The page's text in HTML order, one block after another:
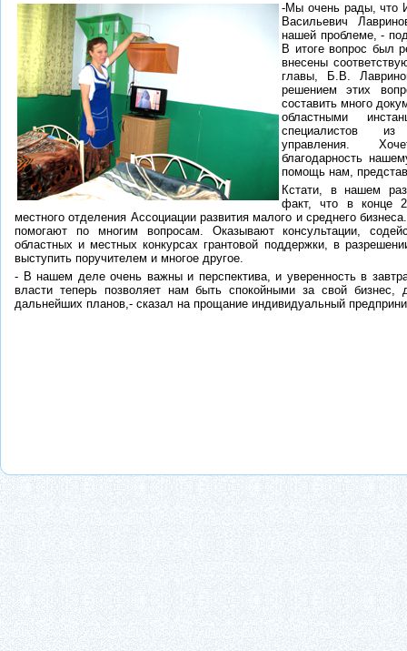
-Мы очень рады, что
Васильевич
нашей проблеме, -
В итоге вопрос был
внесены
главы, Б.В.
решением этих
составить много
областными
специалистов
управления.
благодарность
помощь нам,
Кстати, в нашем
факт, что в конце
местного отделения Ассоциации развития малого и среднего
помогают по многим вопросам. Оказывают консультации,
областных и местных конкурсах грантовой поддержки, в
выступить поручителем и многое другое.
- В нашем деле очень важны и перспектива, и уверенность в
власти теперь позволяет нам быть спокойными за свой бизнес,
дальнейших планов,- сказал на прощание индивидуальный